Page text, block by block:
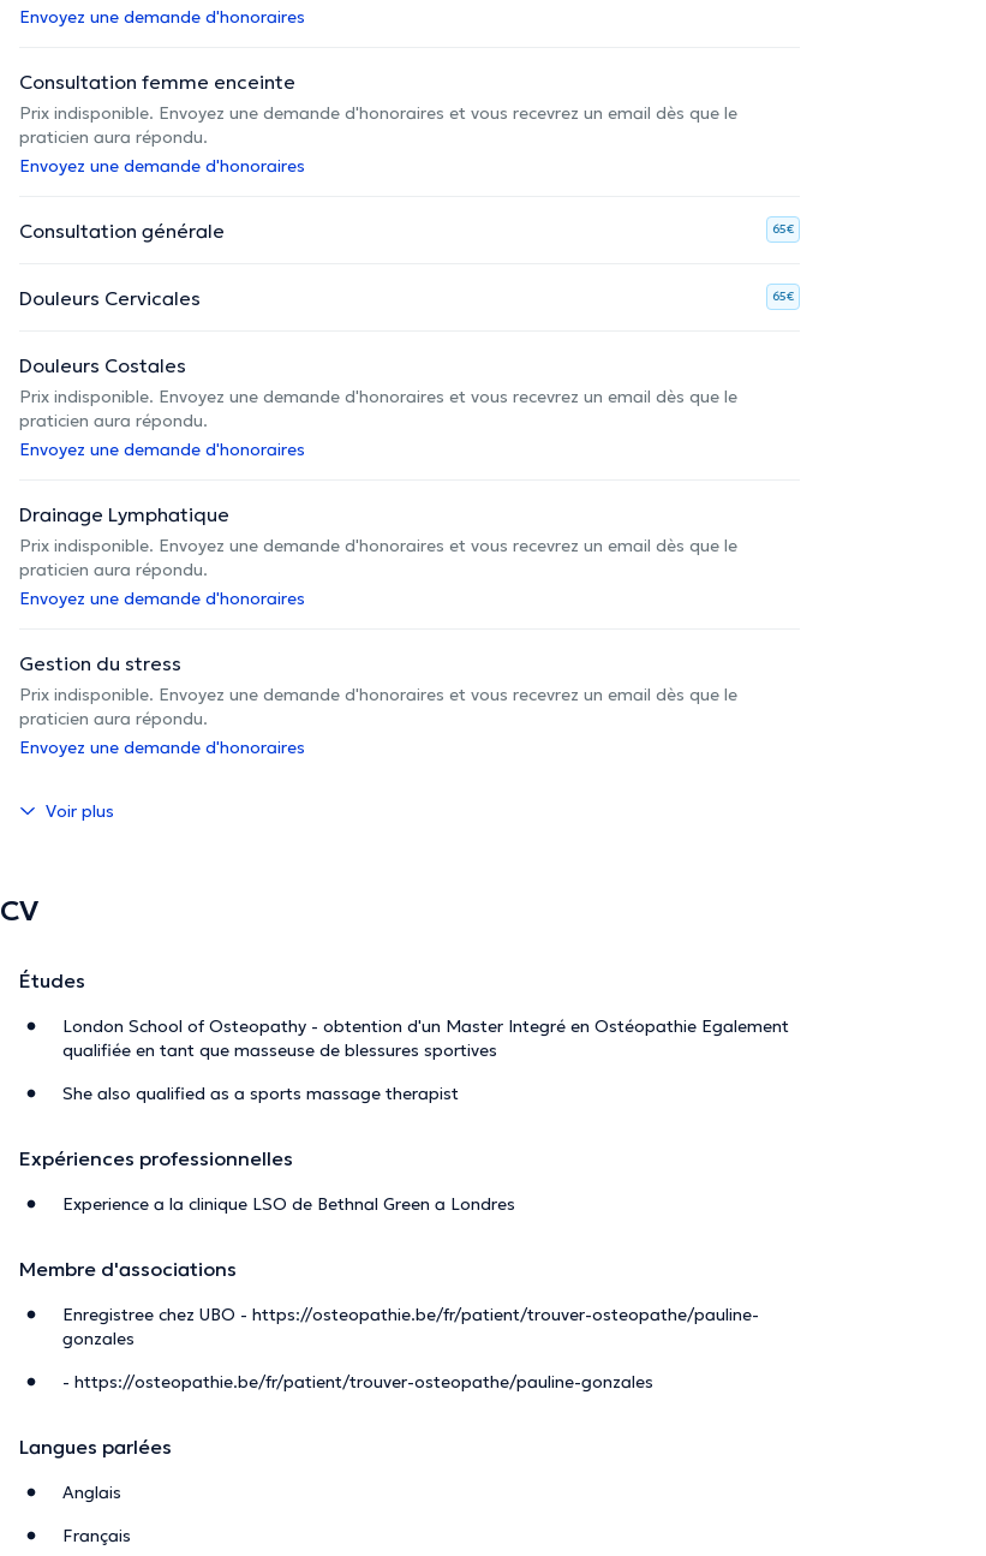
Envoyez une demande d'honoraires
Consultation femme enceinte
Prix indisponible. Envoyez une demande d'honoraires et vous recevrez un email dès que le
praticien aura répondu.
Envoyez une demande d'honoraires
Consultation générale 65€
Douleurs Cervicales 65€
Douleurs Costales
Prix indisponible. Envoyez une demande d'honoraires et vous recevrez un email dès que le
praticien aura répondu.
Envoyez une demande d'honoraires
Drainage Lymphatique
Prix indisponible. Envoyez une demande d'honoraires et vous recevrez un email dès que le
praticien aura répondu.
Envoyez une demande d'honoraires
Gestion du stress
Prix indisponible. Envoyez une demande d'honoraires et vous recevrez un email dès que le
praticien aura répondu.
Envoyez une demande d'honoraires
Voir plus
CV
Études
London School of Osteopathy - obtention d'un Master Integré en Ostéopathie Egalement
qualifiée en tant que masseuse de blessures sportives
She also qualified as a sports massage therapist
Expériences professionnelles
Experience a la clinique LSO de Bethnal Green a Londres
Membre d'associations
Enregistree chez UBO - https://osteopathie.be/fr/patient/trouver-osteopathe/pauline-
gonzales
- https://osteopathie.be/fr/patient/trouver-osteopathe/pauline-gonzales
Langues parlées
Anglais
Français